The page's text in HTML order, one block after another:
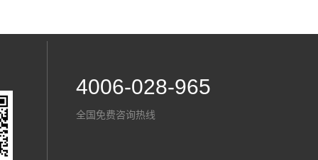
4006-028-965
全国免费咨询热线